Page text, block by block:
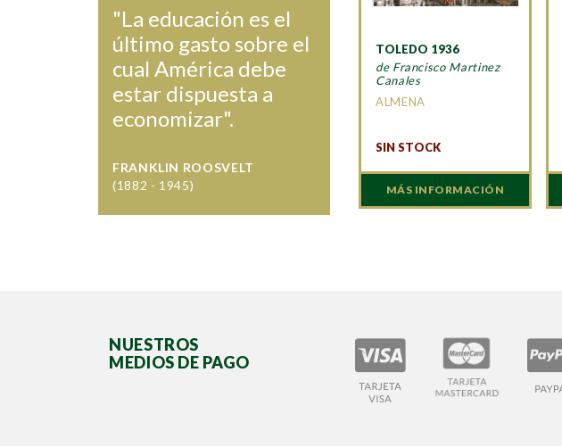
TOLEDO 1936
de Francisco Martinez
Canales
ALMENA
SIN STOCK
MÁS INFORMACIÓN
"La educación es el
último gasto sobre el
cual América debe
estar dispuesta a
economizar".
FRANKLIN ROOSVELT
(1882 - 1945)
NUESTROS
MEDIOS DE PAGO